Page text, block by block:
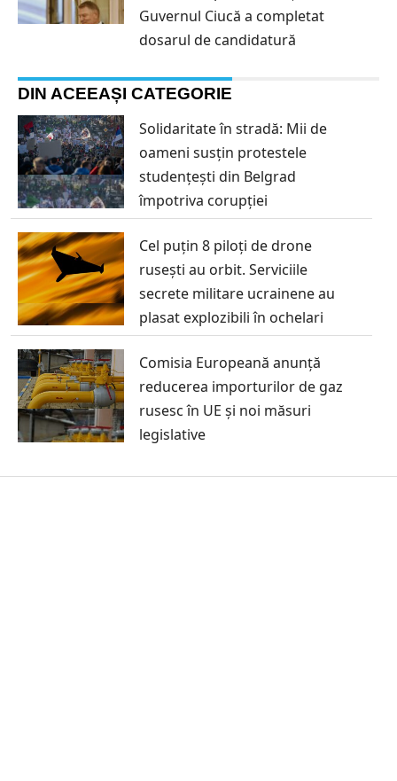
Guvernul Ciucă a completat
dosarul de candidatură
DIN ACEEAȘI CATEGORIE
Solidaritate în stradă: Mii de
oameni susțin protestele
studențești din Belgrad
împotriva corupției
Cel puțin 8 piloți de drone
rusești au orbit. Serviciile
secrete militare ucrainene au
plasat explozibili în ochelari
Comisia Europeană anunță
reducerea importurilor de gaz
rusesc în UE și noi măsuri
legislative